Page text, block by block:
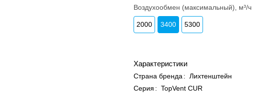
Воздухообмен (максимальный), м³/ч
2000 3400 5300
Характеристики
Страна бренда : Лихтенштейн
Серия : TopVent CUR